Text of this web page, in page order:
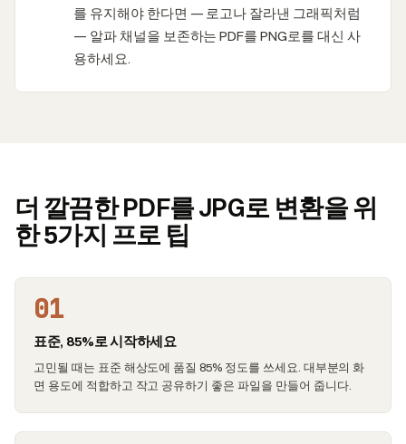
를 유지해야 한다면 — 로고나 잘라낸 그래픽처럼
— 알파 채널을 보존하는 PDF를 PNG로를 대신 사
용하세요.
더 깔끔한 PDF를 JPG로 변환을 위
한 5가지 프로 팁
01
표준, 85%로 시작하세요
고민될 때는 표준 해상도에 품질 85% 정도를 쓰세요. 대부분의 화
면 용도에 적합하고 작고 공유하기 좋은 파일을 만들어 줍니다.